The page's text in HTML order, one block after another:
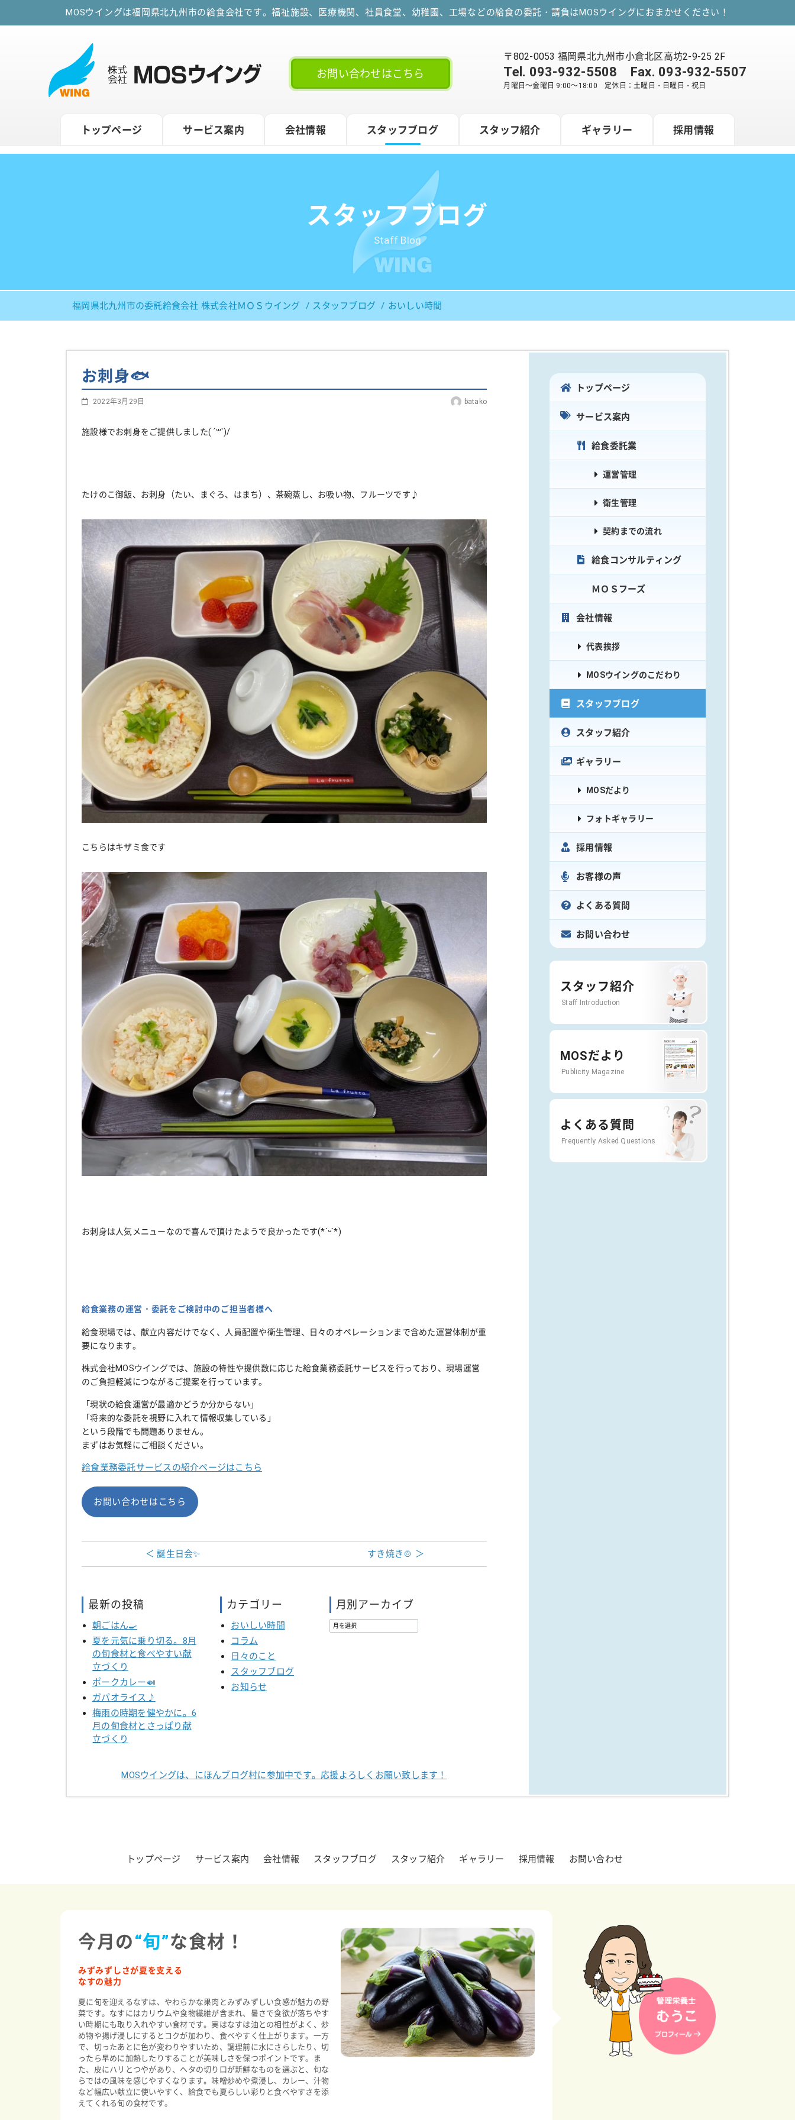
MOSウイングは福岡県北九州市の給食会社です。福祉施設、医療機関、社員食堂、幼稚園、工場などの給食の委託・請負はMOSウイングにおまかせください！
お問い合わせはこちら
〒802-0053 福岡県北九州市小倉北区高坊2-9-25 2F
Tel. 093-932-5508 Fax. 093-932-5507
月曜日～金曜日 9:00～18:00 定休日：土曜日・日曜日・祝日
トップページ サービス案内 会社情報 スタッフブログ スタッフ紹介 ギャラリー 採用情報
スタッフブログ
Staff Blog
福岡県北九州市の委託給食会社 株式会社ＭＯＳウイング スタッフブログ おいしい時間
お刺身🐟
2022年3月29日 batako
施設様でお刺身をご提供しました( ´꒳`)/
たけのこ御飯、お刺身（たい、まぐろ、はまち）、茶碗蒸し、お吸い物、フルーツです♪
こちらはキザミ食です
お刺身は人気メニューなので喜んで頂けたようで良かったです(*ˊᵕˋ*)
給食業務の運営・委託をご検討中のご担当者様へ
給食現場では、献立内容だけでなく、人員配置や衛生管理、日々のオペレーションまで含めた運営体制が重
要になります。
株式会社MOSウイングでは、施設の特性や提供数に応じた給食業務委託サービスを行っており、現場運営
のご負担軽減につながるご提案を行っています。
「現状の給食運営が最適かどうか分からない」
「将来的な委託を視野に入れて情報収集している」
という段階でも問題ありません。
まずはお気軽にご相談ください。
給食業務委託サービスの紹介ページはこちら
お問い合わせはこちら
すき焼き🍲 ＞
＜ 誕生日会✨
最新の投稿
朝ごはん🍳
夏を元気に乗り切る。8月
の旬食材と食べやすい献
立づくり
ポークカレー🍛
ガパオライス♪
梅雨の時期を健やかに。6
月の旬食材とさっぱり献
立づくり
カテゴリー
おいしい時間
コラム
日々のこと
スタッフブログ
お知らせ
月別アーカイブ
MOSウイングは、にほんブログ村に参加中です。 応援よろしくお願い致します！
トップページ
サービス案内
給食委託業
運営管理
衛生管理
契約までの流れ
給食コンサルティング
ＭＯＳフーズ
会社情報
代表挨拶
MOSウイングのこだわり
スタッフブログ
スタッフ紹介
ギャラリー
MOSだより
フォトギャラリー
採用情報
お客様の声
よくある質問
お問い合わせ
スタッフ紹介
Staff Introduction
MOSだより
Publicity Magazine
よくある質問
Frequently Asked Questions
トップページ サービス案内 会社情報 スタッフブログ スタッフ紹介 ギャラリー 採用情報 お問い合わせ
今月の“旬”な食材！
みずみずしさが夏を支える
なすの魅力
夏に旬を迎えるなすは、やわらかな果肉とみずみずしい食感が魅力の野
菜です。なすにはカリウムや食物繊維が含まれ、暑さで食欲が落ちやす
い時期にも取り入れやすい食材です。実はなすは油との相性がよく、炒
め物や揚げ浸しにするとコクが加わり、食べやすく仕上がります。一方
で、切ったあとに色が変わりやすいため、調理前に水にさらしたり、切
ったら早めに加熱したりすることが美味しさを保つポイントです。ま
た、皮にハリとつやがあり、ヘタの切り口が新鮮なものを選ぶと、旬な
らではの風味を感じやすくなります。味噌炒めや煮浸し、カレー、汁物
など幅広い献立に使いやすく、給食でも夏らしい彩りと食べやすさを添
えてくれる旬の食材です。